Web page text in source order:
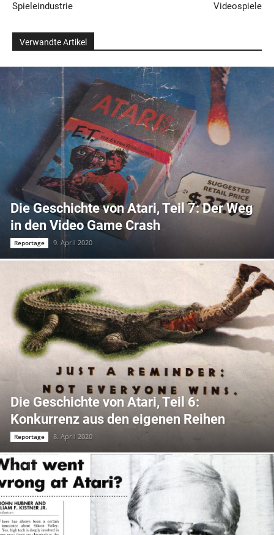
Spieleindustrie
Videospiele
Verwandte Artikel
Die Geschichte von Atari, Teil 7: Der Weg
in den Video Game Crash
Reportage 9. April 2020
Die Geschichte von Atari, Teil 6:
Konkurrenz aus den eigenen Reihen
Reportage 8. April 2020